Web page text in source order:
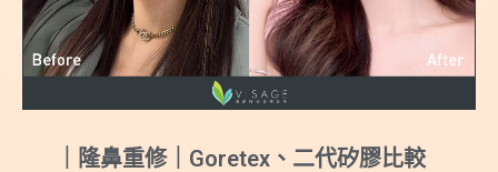
｜結構式隆鼻｜量身打造甜美媽生鼻